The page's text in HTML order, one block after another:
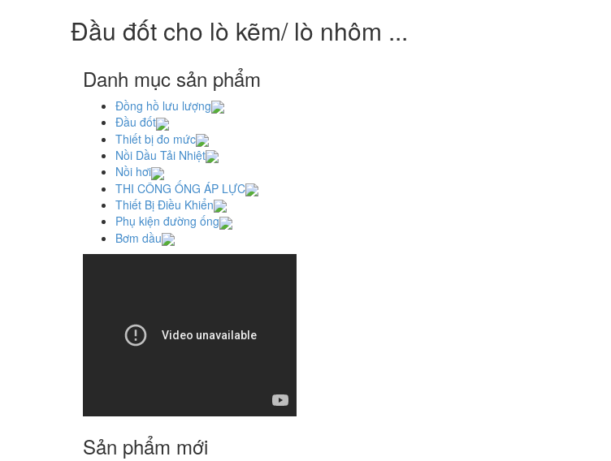
Đầu đốt cho lò kẽm/ lò nhôm ...
Danh mục sản phẩm
Đồng hồ lưu lượng
Đầu đốt
Thiết bị đo mức
Nồi Dầu Tải Nhiệt
Nồi hơi
THI CÔNG ỐNG ÁP LỰC
Thiết Bị Điều Khiển
Phụ kiện đường ống
Bơm dầu
Sản phẩm mới